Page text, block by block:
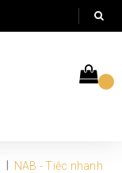
NAB - Tiệc nhanh